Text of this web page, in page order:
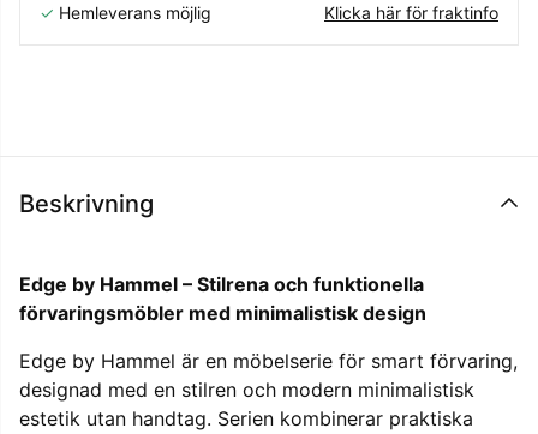
✓ Hemleverans möjlig Klicka här för fraktinfo
Beskrivning
Edge by Hammel – Stilrena och funktionella
förvaringsmöbler med minimalistisk design
Edge by Hammel är en möbelserie för smart förvaring,
designad med en stilren och modern minimalistisk
estetik utan handtag. Serien kombinerar praktiska